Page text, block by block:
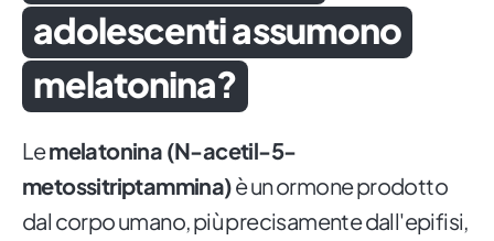
adolescenti assumono
melatonina?
Lemelatonina (N-acetil-5-
metossitriptammina)è un ormone prodotto
dal corpo umano, più precisamente dall'epifisi,